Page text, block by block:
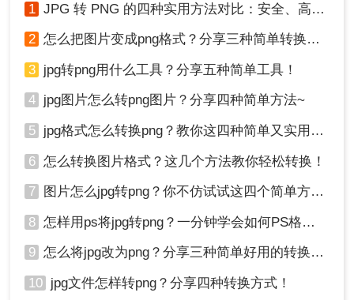
1 JPG 转 PNG 的四种实用方法对比：安全、高效转换指南！
2 怎么把图片变成png格式？分享三种简单转换方法！
3 jpg转png用什么工具？分享五种简单工具！
4 jpg图片怎么转png图片？分享四种简单方法~
5 jpg格式怎么转换png？教你这四种简单又实用的方法！
6 怎么转换图片格式？这几个方法教你轻松转换！
7 图片怎么jpg转png？你不仿试试这四个简单方法！
8 怎样用ps将jpg转png？一分钟学会如何PS格式转换！
9 怎么将jpg改为png？分享三种简单好用的转换方法
10 jpg文件怎样转png？分享四种转换方式！